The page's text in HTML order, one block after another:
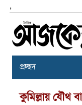
,
প্রচ্ছদ
কুমিল্লায় যৌথ